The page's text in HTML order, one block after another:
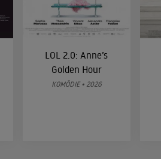
LOL 2.0: Anne’s
Golden Hour
KOMÖDIE • 2026